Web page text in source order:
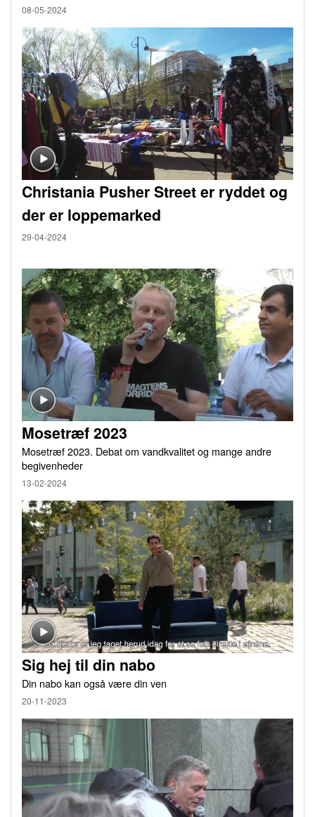
08-05-2024
Christania Pusher Street er ryddet og
der er loppemarked
29-04-2024
Mosetræf 2023
Mosetræf 2023. Debat om vandkvalitet og mange andre
begivenheder
13-02-2024
Sig hej til din nabo
Din nabo kan også være din ven
20-11-2023